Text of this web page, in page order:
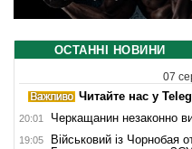
ОСТАННІ НОВИНИ
07
Читайте нас у
20:01 Черкащанин незаконно
19:05
Військовий із Чорнобая